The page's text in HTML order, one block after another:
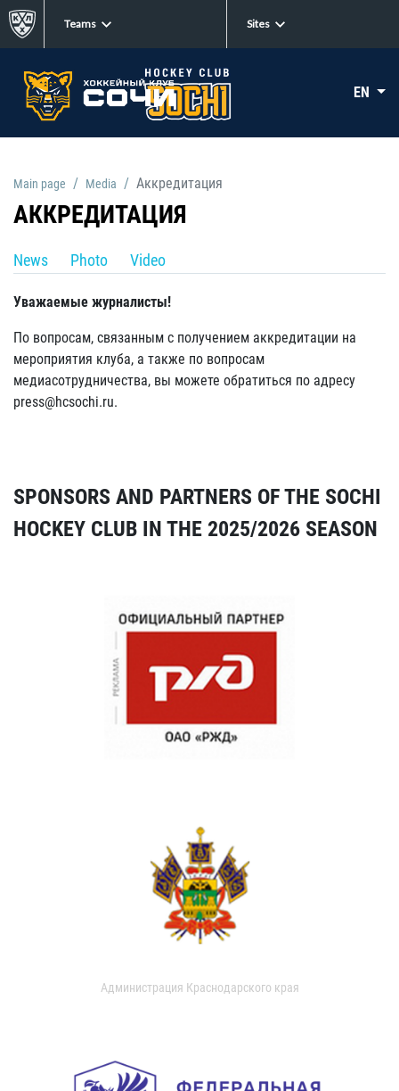
Teams Sites
EN
Main page Media Аккредитация
АККРЕДИТАЦИЯ
News Photo Video
Уважаемые журналисты!
По вопросам, связанным с получением аккредитации на
мероприятия клуба, а также по вопросам
медиасотрудничества, вы можете обратиться по адресу
press@hcsochi.ru.
SPONSORS AND PARTNERS OF THE SOCHI
HOCKEY CLUB IN THE 2025/2026 SEASON
Администрация Краснодарского края